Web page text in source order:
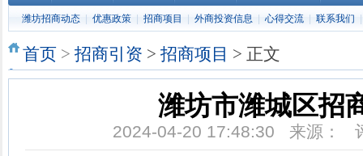
潍坊招商局转：潍坊的冬日“秋景”
潍坊招商局转：潍坊历史名人--燕肃
欢聚潍坊·2024青岛啤酒 畅享节今晚启幕
潍坊招商动态 优惠政策 招商项目 外商投资信息 心得交流 联系我们
首页 > 招商引资 > 招商项目 > 正文
潍坊市潍城区招
2024-04-20 17:48:30 来源：